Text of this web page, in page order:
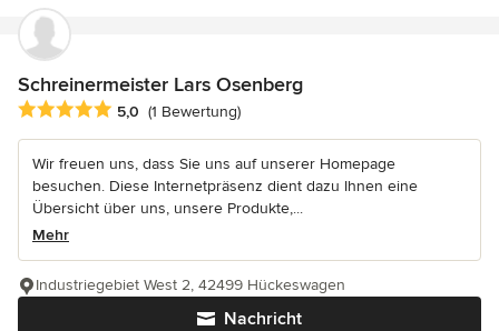
Schreinermeister Lars Osenberg
Durchschnittliche Bewertung: 5 von 5 Sternen
5,0 (1 Bewertung)
Wir freuen uns, dass Sie uns auf unserer Homepage
besuchen. Diese Internetpräsenz dient dazu Ihnen eine
Übersicht über uns, unsere Produkte,...
Mehr
Nachricht
Industriegebiet West 2, 42499 Hückeswagen